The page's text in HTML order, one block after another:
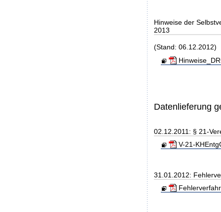
Hinweise der
2013
(Stand: 06.12.2012)
Datenlieferung
02.12.2011: § 21-
V-21-
31.01.2012: